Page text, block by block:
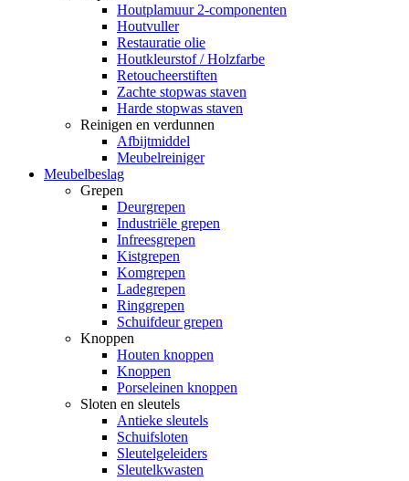
Houtplamuur 2-componenten
Houtvuller
Restauratie olie
Houtkleurstof / Holzfarbe
Retoucheerstiften
Zachte stopwas staven
Harde stopwas staven
Reinigen en verdunnen
Afbijtmiddel
Meubelreiniger
Meubelbeslag
Grepen
Deurgrepen
Industriële grepen
Infreesgrepen
Kistgrepen
Komgrepen
Ladegrepen
Ringgrepen
Schuifdeur grepen
Knoppen
Houten knoppen
Knoppen
Porseleinen knoppen
Sloten en sleutels
Antieke sleutels
Schuifsloten
Sleutelgeleiders
Sleutelkwasten